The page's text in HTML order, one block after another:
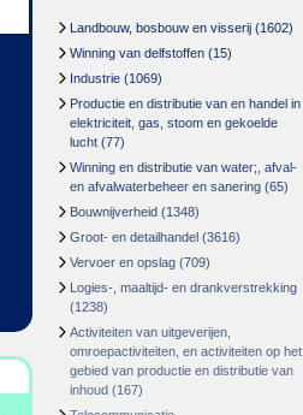
Landbouw, bosbouw en visserij (1602)
Winning van delfstoffen (15)
Industrie (1069)
Productie en distributie van en handel in
elektriciteit, gas, stoom en gekoelde
lucht (77)
Winning en distributie van water;, afval-
en afvalwaterbeheer en sanering (65)
Bouwnijverheid (1348)
Groot- en detailhandel (3616)
Vervoer en opslag (709)
Logies-, maaltijd- en drankverstrekking
(1238)
Activiteiten van uitgeverijen,
omroepactiviteiten, en activiteiten op het
gebied van productie en distributie van
inhoud (167)